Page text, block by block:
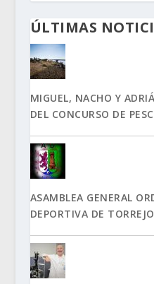
ÚLTIMAS
MIGUEL, NACHO Y
DEL CONCURSO DE
ASAMBLEA GENERAL
DEPORTIVA DE